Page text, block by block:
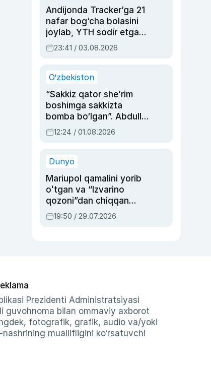
Andijonda Tracker’ga 21
nafar bog‘cha bolasini
joylab, YTH sodir etgan
ayolga sud hukmi o‘qildi
23:41 / 03.08.2026
O‘zbekiston
“Sakkiz qator she’rim
boshimga sakkizta
bomba bo‘lgan”. Abdulla
Oripovni siyosiy
ayblovlardan asrab
12:24 / 01.08.2026
Dunyo
Mariupol qamalini yorib
oʻtgan va “Izvarino
qozoni”dan chiqqan
qahramon — Ukraina
armiyasi bosh
19:50 / 29.07.2026
Prezidenti Administratsiyasi
guvohnoma bilan ommaviy axborot
fotografik, grafik, audio va/yoki
muallifligini ko‘rsatuvchi